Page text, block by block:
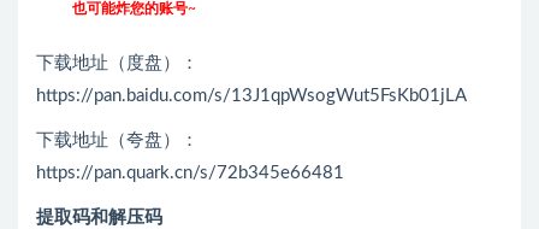
也可能炸您的账号~
下载地址（度盘）：
https://pan.baidu.com/s/13J1qpWsogWut5FsKb01jLA
下载地址（夸盘）：
https://pan.quark.cn/s/72b345e66481
提取码和解压码